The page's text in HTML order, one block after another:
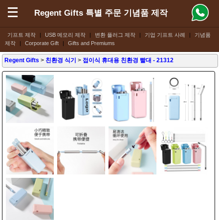
기프트 제작 | USB 메모리 제작 | 변환 플러그 제작 | 기업 기프트 사례 |
기념품
제작
| Corporate Gift | Gifts and Premiums
Regent Gifts 특별 주문 기념품 제작
Regent Gifts > 친환경 식기 > 접이식 휴대용 친환경 빨대 - 21312